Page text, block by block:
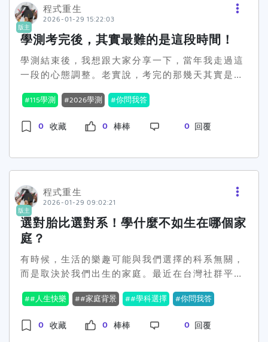
碗」，但忽略了興趣可能才是那把打開幸福大門的
鑰匙。與其不明所以地追求熱門的醫資類、法律
系，不如投身於迎合自己性格與興趣的領域，反而
可以走得更遠。所以，你認為選科系就是選幸福
嗎，還是追隨興趣才是終極快樂的秘訣？👍👎 留言
告訴我們，你對於這問題的看法吧！
是真有其事的重大改變？現在教育界的各位大神
們，終於開始理性思考論文的真實價值。而過去那
種只求數量、不求實質內容的做法，可以說是荒唐
至極。這讓不少人開始反思，發表的小確幸是不是
已經綁架了我們的科研價值觀。這種看似「高大
上」的指標，可能致使學術界作繭自縛。😱不過，
這究竟是學術界的吃相難看，還是大家都心知肚明
的秘密，其實，無論高喊多少次「實質貢獻」，學
術研究的實踐卻常常不了了之。或許這場學術圈的
吶喊最終只是場紙上談兵？在這場改革的風暴中，
會導致更大的主觀性？科研的量化指標是否仍有其
必要性？這就丟給你們大家思考了！所以問題來
了，你認為學術研究應該追求「質量」還是「數
量」？#學術爭議 #研究貢獻 #論文戰
版主
程式重生
2026-01-29 15:22:03
學測考完後，其實最難的是這段時間！
學測結束後，我想跟大家分享一下，當年我走過這
一段的心態調整。老實說，考完的那幾天其實是最
涼一次，開始一直想「如果那題選另一個會不會不
一樣」。害怕、焦慮、睡不好，這些我都經歷過，
所以你們現在有這種感覺，一點都不奇怪。但後來
飛自我的開始，而是你要開始為自己負責的時間
成績出來之後，你做了什麼選擇。志願怎麼填、後
路有沒有留、自己到底想唸什麼，這些往往比多錯
那一題還影響未來。我那時候的成績也不是多亮
眼，能選的學校不多，甚至有點像是「先上再
說」。但我很慶幸自己至少留了一條能進二階的
路，也逼自己把備審和面試好好準備。後來進了現
在的科系，才發現原來不是最熱門、最光鮮的選
擇，也可以過得很踏實、很快樂。另外，我也想提
醒現在正在猶豫要不要讀分科（或指考）的人：沒
有人能在考完那一刻就百分之百確定自己不用再
考。但如果因為害怕、不確定，就什麼都不做，時
115學測 2026學測 你問我答
0 收藏 0 棒棒 0 回覆
版主
程式重生
2026-01-29 09:02:21
選對胎比選對系！學什麼不如生在哪個家
庭？
有時候，生活的樂趣可能與我們選擇的科系無關，
而是取決於我們出生的家庭。最近在台灣社群平台
業後最快樂？這個問題其實每年都會被提出，因為
台灣的年輕人在選科系時總是充滿著無奈與迷茫。
不少人都覺得讀書時期選擇醫科、電機等熱門科
#人生快樂 #家庭背景 #學科選擇 你問我答
0 收藏 0 棒棒 0 回覆